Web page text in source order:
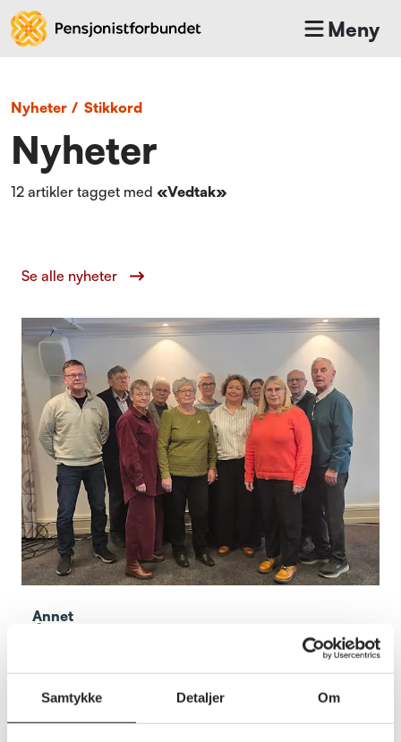
Samtykke Detaljer Om
Meny
Nyheter / Stikkord
Nyheter
12 artikler tagget med «Vedtak»
Se alle nyheter
Annet
Nye ansikter i Pensjonistforbundet Buskerud.
Fylkesleder Kirsten Orebråten, 1. nestleder Rolf Erik
Sørensen og fylkessekretær Linda B. Skjersåker.